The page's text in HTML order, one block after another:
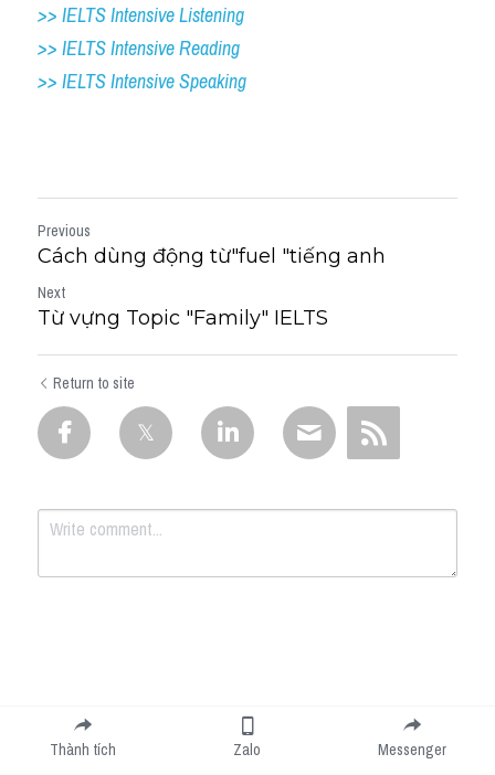
>> IELTS Intensive Listening
>> IELTS Intensive Reading
>> IELTS Intensive Speaking
Previous
Cách dùng động từ"fuel "tiếng anh
Next
Từ vựng Topic "Family" IELTS
Return to site
Submit
Thành tích Zalo Messenger